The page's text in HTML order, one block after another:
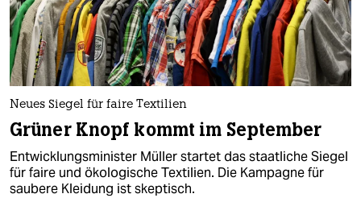
Neues Siegel für faire Textilien
Grüner Knopf kommt im September
Entwicklungsminister Müller startet das staatliche Siegel
für faire und ökologische Textilien. Die Kampagne für
saubere Kleidung ist skeptisch.